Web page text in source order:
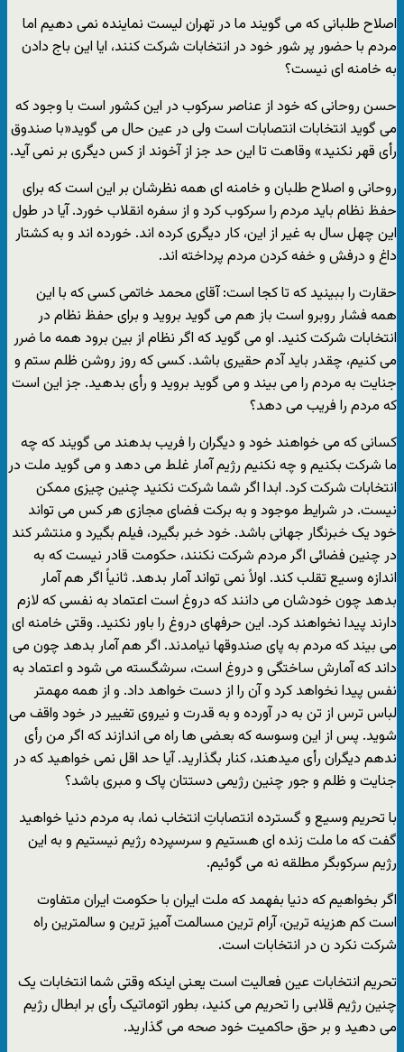
اصلاح طلبانی که می گویند ما در تهران لیست نماینده نمی دهیم اما
مردم با حضور پر شور خود در انتخابات شرکت کنند، ایا این باج دادن
به خامنه ای نیست؟
حسن روحانی که خود از عناصر سرکوب در این کشور است با وجود که
می گوید انتخابات انتصابات است ولی در عین حال می گوید«با صندوق
رأی قهر نکنید» وقاهت تا این حد جز از آخوند از کس دیگری بر نمی آید.
روحانی و اصلاح طلبان و خامنه ای همه نظرشان بر این است که برای
حفظ نظام باید مردم را سرکوب کرد و از سفره انقلاب خورد. آیا در طول
این چهل سال به غیر از این، کار دیگری کرده اند. خورده اند و به کشتار
داغ و درفش و خفه کردن مردم پرداخته اند.
حقارت را ببینید که تا کجا است: آقای محمد خاتمی کسی که با این
همه فشار روبرو است باز هم می گوید بروید و برای حفظ نظام در
انتخابات شرکت کنید. او می گوید که اگر نظام از بین برود همه ما ضرر
می کنیم، چقدر باید آدم حقیری باشد. کسی که روز روشن ظلم ستم و
جنایت به مردم را می بیند و می گوید بروید و رأی بدهید. جز این است
که مردم را فریب می دهد؟
کسانی که می خواهند خود و دیگران را فریب بدهند می گویند که چه
ما شرکت بکنیم و چه نکنیم رژیم آمار غلط می دهد و می گوید ملت در
انتخابات شرکت کرد. ابدا اگر شما شرکت نکنید چنین چیزی ممکن
نیست. در شرایط موجود و به برکت فضای مجازی هر کس می تواند
خود یک خبرنگار جهانی باشد. خود خبر بگیرد، فیلم بگیرد و منتشر کند
در چنین فضائی اگر مردم شرکت نکنند، حکومت قادر نیست که به
اندازه وسیع تقلب کند. اولاً نمی تواند آمار بدهد. ثانیاً اگر هم آمار
بدهد چون خودشان می دانند که دروغ است اعتماد به نفسی که لازم
دارند پیدا نخواهند کرد. این حرفهای دروغ را باور نکنید. وقتی خامنه ای
می بیند که مردم به پای صندوقها نیامدند. اگر هم آمار بدهد چون می
داند که آمارش ساختگی و دروغ است، سرشگسته می شود و اعتماد به
نفس پیدا نخواهد کرد و آن را از دست خواهد داد. و از همه مهمتر
لباس ترس از تن به در آورده و به قدرت و نیروی تغییر در خود واقف می
شوید. پس از این وسوسه که بعضی ها راه می اندازند که اگر من رأی
ندهم دیگران رأی میدهند، کنار بگذارید. آیا حد اقل نمی خواهید که در
جنایت و ظلم و جور چنین رژیمی دستتان پاک و مبری باشد؟
با تحریم وسیع و گسترده انتصاباتِ انتخاب نما، به مردم دنیا خواهید
گفت که ما ملت زنده ای هستیم و سرسپرده رژیم نیستیم و به این
رژیم سرکوبگر مطلقه نه می گوئیم.
اگر بخواهیم که دنیا بفهمد که ملت ایران با حکومت ایران متفاوت
است کم هزینه ترین، آرام ترین مسالمت آمیز ترین و سالمترین راه
شرکت نکرد ن در انتخابات است.
تحریم انتخابات عین فعالیت است یعنی اینکه وقتی شما انتخابات یک
چنین رژیم قلابی را تحریم می کنید، بطور اتوماتیک رأی بر ابطال رژیم
می دهید و بر حق حاکمیت خود صحه می گذارید.